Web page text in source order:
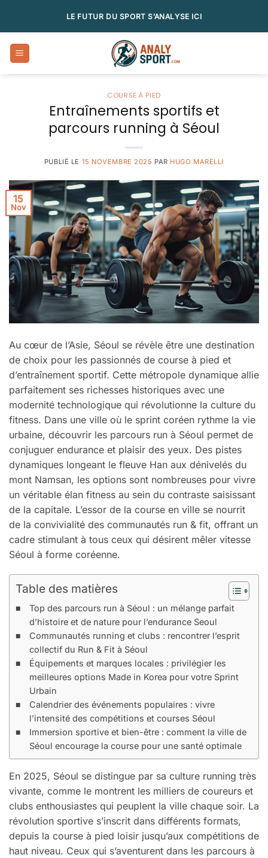
LE FUTUR DU SPORT S’ANALYSE ICI
COURSE À PIED
Entraînements sportifs et
parcours running à Séoul
PUBLIÉ LE 15 NOVEMBRE 2025 PAR HUGO MARELLI
15
Nov
Au cœur de l’Asie, Séoul se révèle être une destination
de choix pour les passionnés de course à pied et
d’entraînement sportif. Cette métropole dynamique allie
parfaitement ses richesses historiques avec une
modernité technologique qui révolutionne la culture du
fitness. Dans une ville où le sprint coréen rythme la vie
urbaine, découvrir les parcours run à Séoul permet de
conjuguer endurance et plaisir des yeux. Des pistes
dynamiques longeant le fleuve Han aux dénivelés du
mont Namsan, les options sont nombreuses pour vivre
un véritable élan fitness au sein du contraste saisissant
de la capitale. L’essor de la course en ville se nourrit
de la convivialité des communautés run & fit, offrant un
cadre stimulant à tous ceux qui désirent mêler vitesse
Séoul à forme coréenne.
Table des matières
Top des parcours run à Séoul : un mélange parfait
d’histoire et de nature pour l’endurance Seoul
Communautés running et clubs : rencontrer l’esprit
collectif du Run & Fit à Séoul
Équipements et marques locales : privilégier les
meilleures options Made in Korea pour votre Sprint
Urbain
Calendrier des événements populaires : vivre
l’intensité des compétitions et courses Séoul
Immersion sportive et bien-être : comment la ville de
Séoul encourage la course pour une santé optimale
En 2025, Séoul se distingue par sa culture running très
vivante, comme le montrent les milliers de coureurs et
clubs enthousiastes qui peuplent la ville chaque soir. La
révolution sportive s’inscrit dans différents formats,
depuis la course à pied loisir jusqu’aux compétitions de
haut niveau. Ceux qui s’aventurent dans les parcours à